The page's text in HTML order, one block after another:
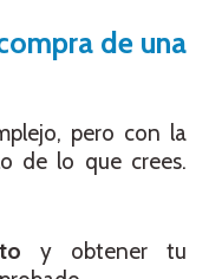
de una
pero con la
de lo que crees.
y obtener tu